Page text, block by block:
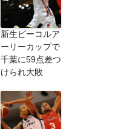
新生ビーコルア
ーリーカップで
千葉に59点差つ
けられ大敗